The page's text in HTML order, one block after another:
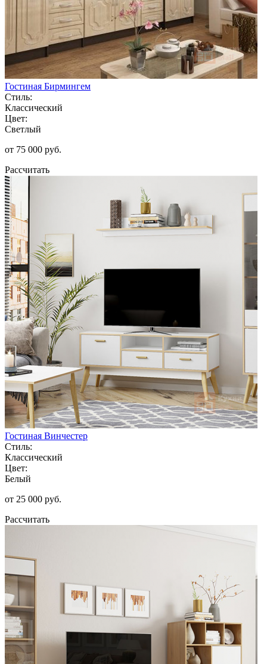
Гостиная Бирмингем
Стиль:
Классический
Цвет:
Светлый
от 75 000 руб.
Рассчитать
Гостиная Винчестер
Стиль:
Классический
Цвет:
Белый
от 25 000 руб.
Рассчитать